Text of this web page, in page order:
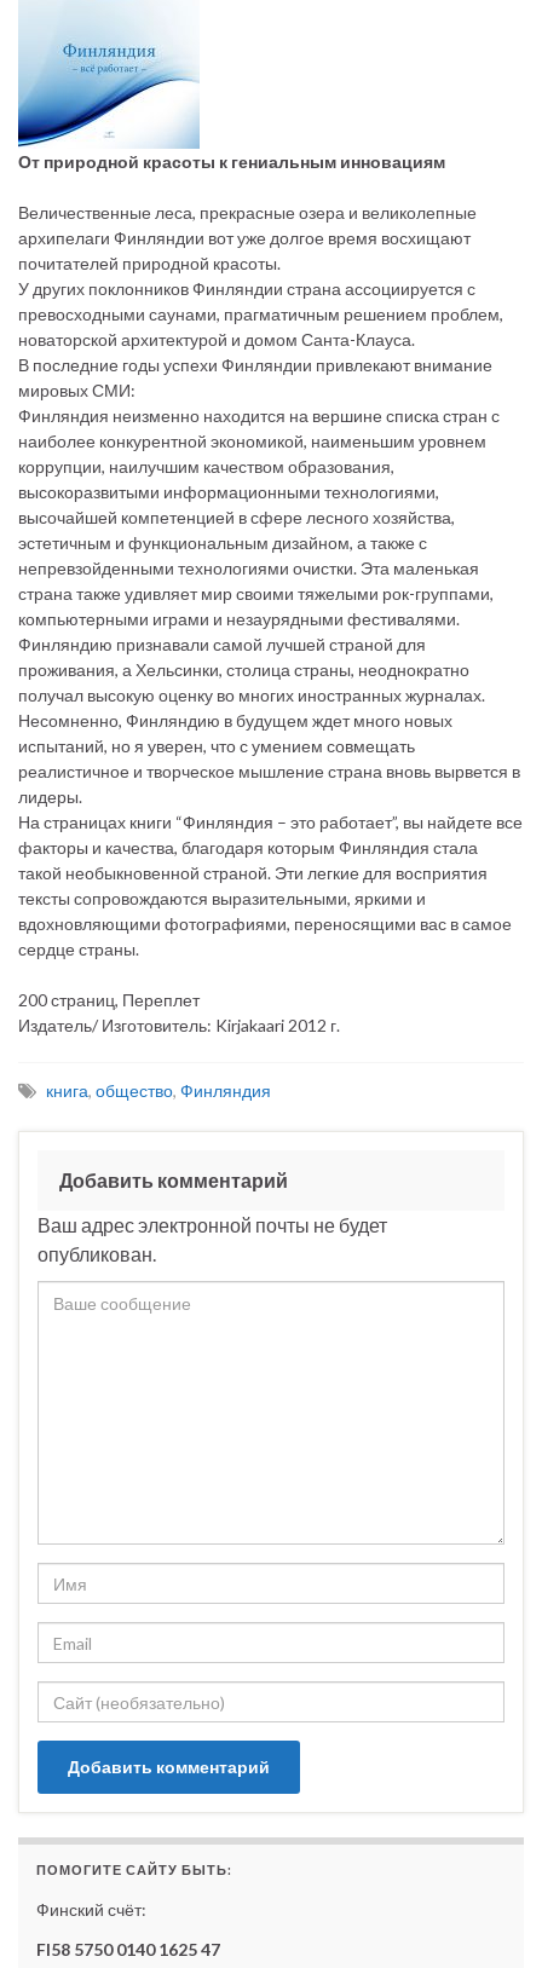
От природной красоты к гениальным инновациям
Величественные леса, прекрасные озера и великолепные
архипелаги Финляндии вот уже долгое время восхищают
почитателей природной красоты.
У других поклонников Финляндии страна ассоциируется с
превосходными саунами, прагматичным решением проблем,
новаторской архитектурой и домом Санта-Клауса.
В последние годы успехи Финляндии привлекают внимание
мировых СМИ:
Финляндия неизменно находится на вершине списка стран с
наиболее конкурентной экономикой, наименьшим уровнем
коррупции, наилучшим качеством образования,
высокоразвитыми информационными технологиями,
высочайшей компетенцией в сфере лесного хозяйства,
эстетичным и функциональным дизайном, а также с
непревзойденными технологиями очистки. Эта маленькая
страна также удивляет мир своими тяжелыми рок-группами,
компьютерными играми и незаурядными фестивалями.
Финляндию признавали самой лучшей страной для
проживания, а Хельсинки, столица страны, неоднократно
получал высокую оценку во многих иностранных журналах.
Несомненно, Финляндию в будущем ждет много новых
испытаний, но я уверен, что с умением совмещать
реалистичное и творческое мышление страна вновь вырвется в
лидеры.
На страницах книги “Финляндия – это работает”, вы найдете все
факторы и качества, благодаря которым Финляндия стала
такой необыкновенной страной. Эти легкие для восприятия
тексты сопровождаются выразительными, яркими и
вдохновляющими фотографиями, переносящими вас в самое
сердце страны.
200 страниц, Переплет
Издатель/ Изготовитель: Kirjakaari 2012 г.
книга, общество, Финляндия
Добавить комментарий
Ваш адрес электронной почты не будет
опубликован.
ПОМОГИТЕ САЙТУ БЫТЬ:
Финский счёт:
FI58 5750 0140 1625 47